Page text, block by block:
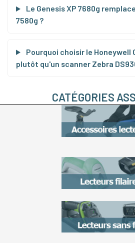
Le Genesis XP 7680g
7580g ?
Pourquoi choisir le Honeywell
plutôt qu'un scanner Zebra
CATÉGORIES